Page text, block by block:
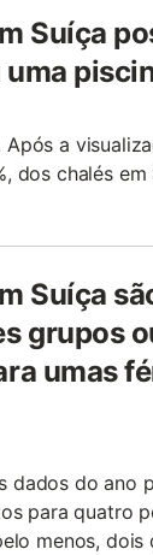
Suíça
Após a
dos chalés
Suíça
grupos
umas
dados do ano
para quatro
menos, dois